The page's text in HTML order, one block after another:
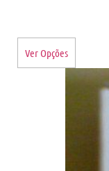
Ver Opções